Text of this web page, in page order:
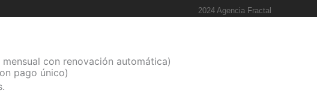
2024 Agencia Fractal
con renovación automática)
pago único)